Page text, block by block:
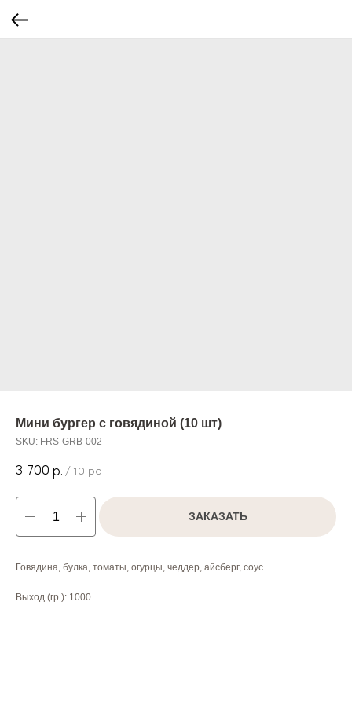
Мини бургер с говядиной (10 шт)
SKU: FRS-GRB-002
3 700 р. / 10 pc
ЗАКАЗАТЬ
Говядина, булка, томаты, огурцы, чеддер, айсберг, соус
Выход (гр.): 1000